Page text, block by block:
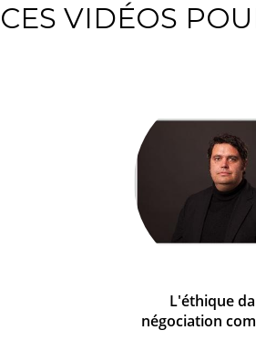
CES VIDÉOS
L'éthique
négociation